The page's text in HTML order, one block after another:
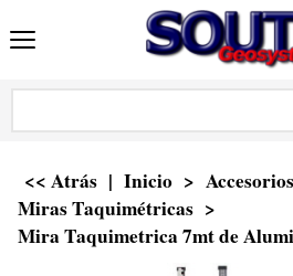
<< Atrás | Inicio >
Miras Taquimétricas >
Mira Taquimetrica 7mt de